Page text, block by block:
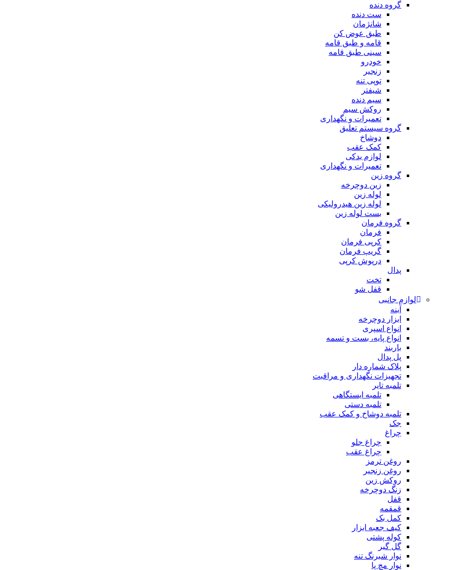
گروه دنده
ست دنده
شانژمان
طبق عوض کن
قامه و طبق قامه
سینی طبق قامه
خودرو
زنجیر
توپی تنه
شیفتر
سیم دنده
روکش سیم
تعمیرات و نگهداری
گروه سیستم تعلیق
دوشاخ
کمک عقب
لوازم یدکی
تعمیرات و نگهداری
گروه زین
زین دوچرخه
لوله زین
لوله زین هیدرولیکی
بست لوله زین
گروه فرمان
فرمان
کرپی فرمان
گریپ فرمان
درپوش کرپی
پدال
تخت
قفل شو
لوازم جانبی
آینه
ابزار دوچرخه
انواع اسپری
انواع پایه، بست و تسمه
باربند
پل پدال
پلاک شماره دار
تجهیزات نگهداری و مراقبت
تلمبه تایر
تلمبه ایستگاهی
تلمبه دستی
تلمبه دوشاخ و کمک عقب
جک
چراغ
چراغ جلو
چراغ عقب
روغن ترمز
روغن زنجیر
روکش زین
زنگ دوچرخه
قفل
قمقمه
کمل بک
کیف جعبه ابزار
کوله پشتی
گل گیر
نوار شبرنگ تنه
نوار مچ پا